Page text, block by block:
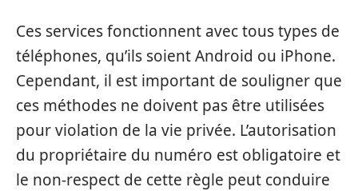
Ces services fonctionnent avec tous types de
téléphones, qu’ils soient Android ou iPhone.
Cependant, il est important de souligner que
ces méthodes ne doivent pas être utilisées
pour violation de la vie privée. L’autorisation
du propriétaire du numéro est obligatoire et
le non-respect de cette règle peut conduire